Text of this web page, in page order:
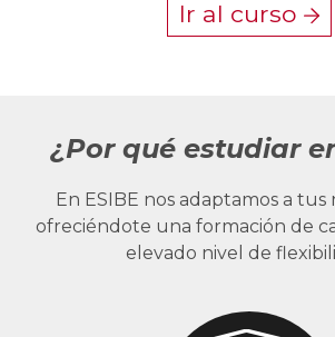
Ir al curso
¿Por qué estudiar
En ESIBE nos adaptamos a tus
ofreciéndote una formación de
elevado nivel de